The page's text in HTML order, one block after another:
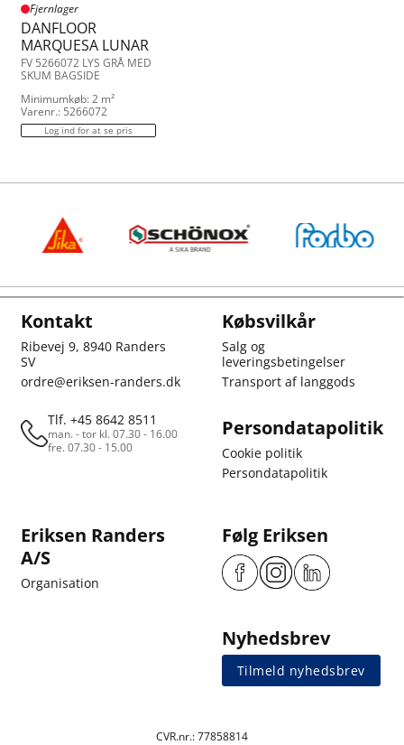
Fjernlager
DANFLOOR
MARQUESA LUNAR
FV 5266072 LYS GRÅ MED
SKUM BAGSIDE
Minimumkøb: 2 m²
Varenr.: 5266072
Log ind for at se pris
Kontakt
Ribevej 9, 8940 Randers
SV
ordre@eriksen-randers.dk
Tlf. +45 8642 8511
man. - tor kl. 07.30 - 16.00
fre. 07.30 - 15.00
Købsvilkår
Salg og
leveringsbetingelser
Transport af langgods
Persondatapolitik
Cookie politik
Persondatapolitik
Eriksen Randers
A/S
Organisation
Følg Eriksen
Nyhedsbrev
Tilmeld nyhedsbrev
CVR.nr.: 77858814